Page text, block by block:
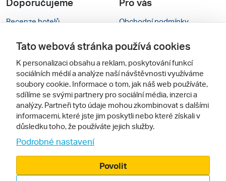
Recenze hotelů
Rady na cestu
Cestovní kanceláře
Zájazdy.sk
Obchodní podmínky
Kontakty
Nastavení cookies
Mobilní verze webu
Sledujte nás
Tato webová stránka používá cookies
K personalizaci obsahu a reklam, poskytování funkcí
sociálních médií a analýze naší návštěvnosti využíváme
soubory cookie. Informace o tom, jak náš web používáte,
sdílíme se svými partnery pro sociální média, inzerci a
analýzy. Partneři tyto údaje mohou zkombinovat s dalšími
informacemi, které jste jim poskytli nebo které získali v
důsledku toho, že používáte jejich služby.
Podrobné nastavení
Povolit